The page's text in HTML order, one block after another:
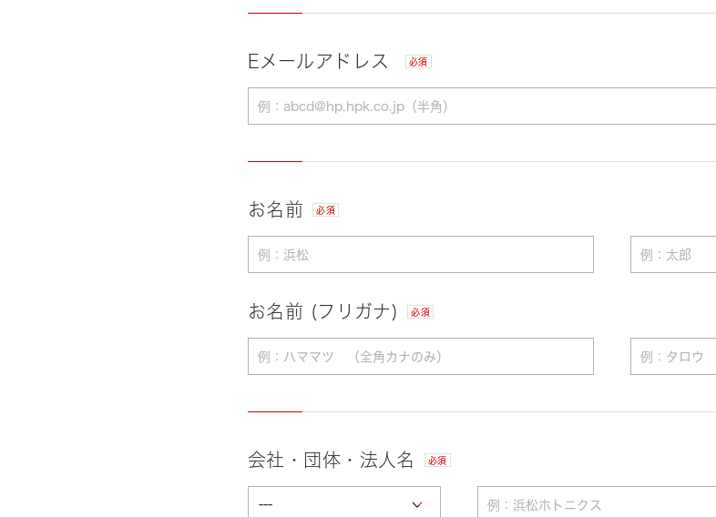
Eメールアドレス 必須
お名前 必須
お名前 (フリガナ) 必須
会社・団体・法人名 必須